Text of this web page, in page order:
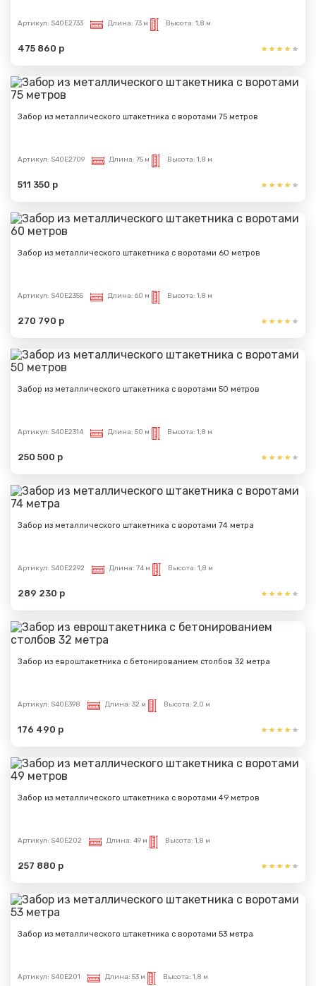
Артикул: S40E2733 Длина: 73 м Высота: 1,8 м
475 860 р
Забор из металлического штакетника с воротами 75 метров
Артикул: S40E2709 Длина: 75 м Высота: 1,8 м
511 350 р
Забор из металлического штакетника с воротами 60 метров
Артикул: S40E2355 Длина: 60 м Высота: 1,8 м
270 790 р
Забор из металлического штакетника с воротами 50 метров
Артикул: S40E2314 Длина: 50 м Высота: 1,8 м
250 500 р
Забор из металлического штакетника с воротами 74 метра
Артикул: S40E2292 Длина: 74 м Высота: 1,8 м
289 230 р
Забор из евроштакетника с бетонированием столбов 32 метра
Артикул: S40E398 Длина: 32 м Высота: 2,0 м
176 490 р
Забор из металлического штакетника с воротами 49 метров
Артикул: S40E202 Длина: 49 м Высота: 1,8 м
257 880 р
Забор из металлического штакетника с воротами 53 метра
Артикул: S40E201 Длина: 53 м Высота: 1,8 м